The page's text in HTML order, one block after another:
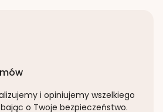
i opiniujemy wszelkiego
o Twoje bezpieczeństwo.